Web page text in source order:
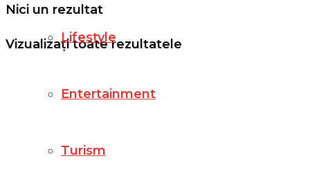
Nici un rezultat
Vizualizați toate rezultatele
Lifestyle
Entertainment
Turism